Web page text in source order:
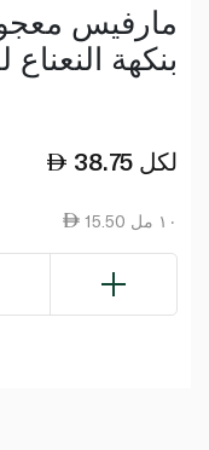
مارفيس
بنكهة النعناع
38.75 لكل
15.50 ١٠ مل